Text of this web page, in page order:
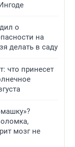
о
на
делать в саду
что принесет
мозг не